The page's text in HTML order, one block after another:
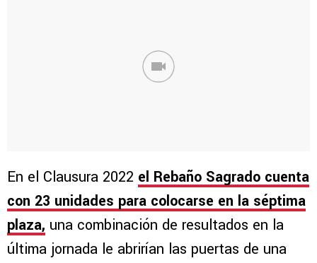
En el Clausura 2022 el Rebaño Sagrado cuenta
con 23 unidades para colocarse en la séptima
plaza, una combinación de resultados en la
última jornada le abrirían las puertas de una